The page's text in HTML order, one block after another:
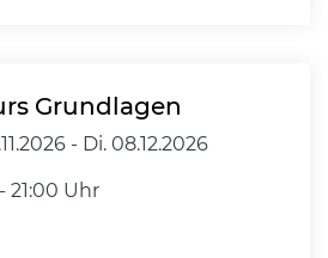
Grundlagen
- Di. 08.12.2026
21:00 Uhr